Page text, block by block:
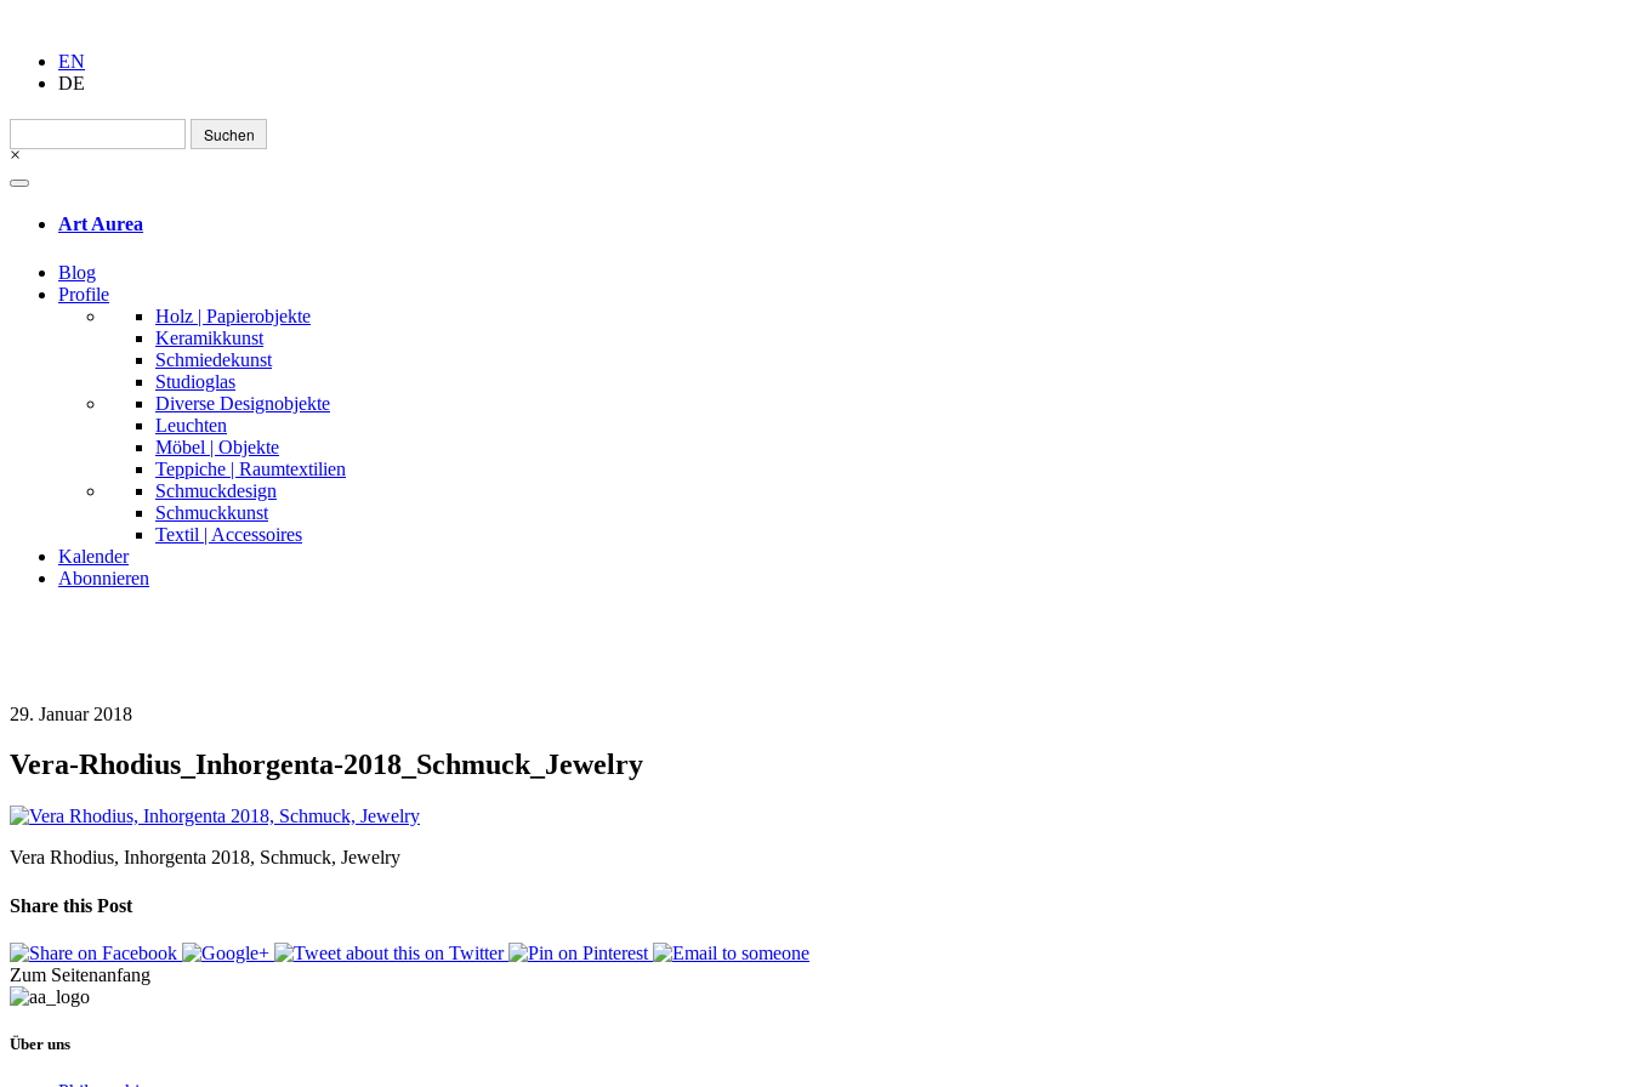
EN
DE
Suchen
nach:
×
Art Aurea
Blog
Profile
Holz | Papierobjekte
Keramikkunst
Schmiedekunst
Studioglas
Diverse Designobjekte
Leuchten
Möbel | Objekte
Teppiche | Raumtextilien
Schmuckdesign
Schmuckkunst
Textil | Accessoires
Kalender
Abonnieren
29. Januar 2018
Vera-Rhodius_Inhorgenta-2018_Schmuck_Jewelry
Vera Rhodius, Inhorgenta 2018, Schmuck, Jewelry
Share this Post
Zum Seitenanfang
Über uns